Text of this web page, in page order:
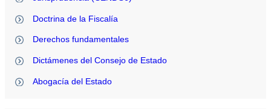
Doctrina de la Fiscalía
Derechos fundamentales
Dictámenes del Consejo de Estado
Abogacía del Estado